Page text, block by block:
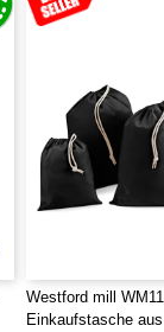
Westford mill
Einkaufstasche